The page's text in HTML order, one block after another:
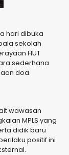
hari dibuka
sekolah
HUT
sederhana
doa.
wawasan
MPLS yang
didik baru
positif ini